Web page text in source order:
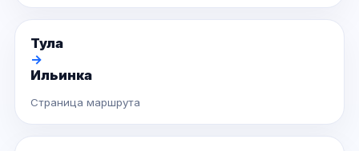
Тула
→
Ильинка
Страница маршрута